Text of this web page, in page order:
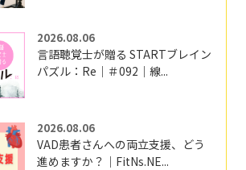
2026.08.06
言語聴覚士が贈る STARTブレイン
パズル：Re｜＃092｜線...
2026.08.06
VAD患者さんへの両立支援、どう
進めますか？｜FitNs.NE...